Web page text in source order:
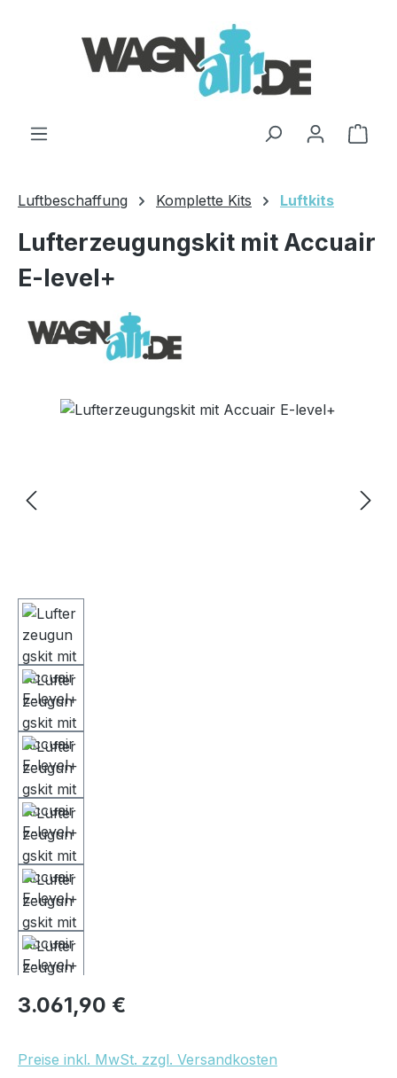
Luftbeschaffung Komplette Kits Luftkits
Lufterzeugungskit mit Accuair
E-level+
Bildergalerie überspringen
Regulärer Preis:
3.061,90 €
Preise inkl. MwSt. zzgl. Versandkosten